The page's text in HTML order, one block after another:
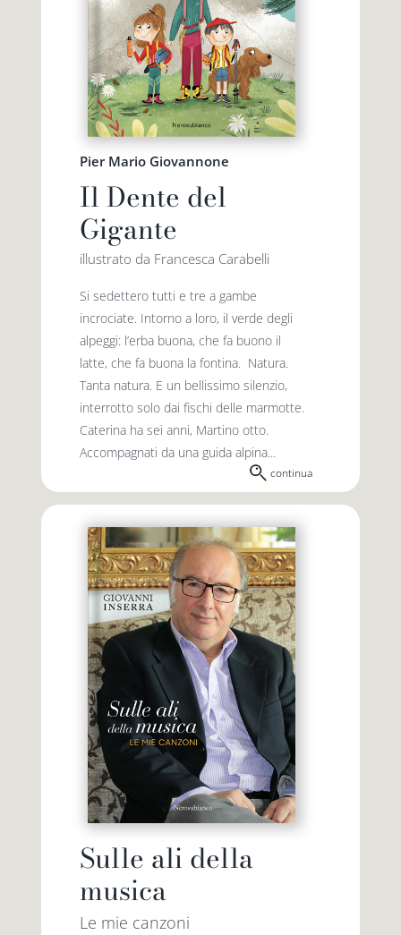
Pier Mario Giovannone
Il Dente del
Gigante
illustrato da Francesca Carabelli
Si sedettero tutti e tre a gambe
incrociate. Intorno a loro, il verde degli
alpeggi: l’erba buona, che fa buono il
latte, che fa buona la fontina. Natura.
Tanta natura. E un bellissimo silenzio,
interrotto solo dai fischi delle marmotte.
Caterina ha sei anni, Martino otto.
Accompagnati da una guida alpina...
continua
Sulle ali della
musica
Le mie canzoni